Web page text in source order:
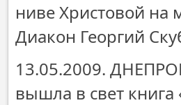
ниве Христовой на
Диакон Георгий
13.05.2009.
вышла в свет